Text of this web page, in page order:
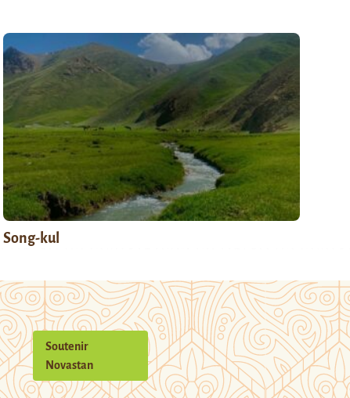
Song-kul
Soutenir
Novastan